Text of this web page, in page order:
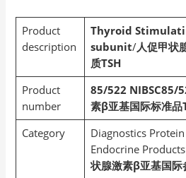
Product
description
Thyroid
subunit/人促甲状
质TSH
Product
number
85/522 NIBSC85/
素β亚基国际标准品
Category
Diagnostics
Endocrine
状腺激素β亚基国际